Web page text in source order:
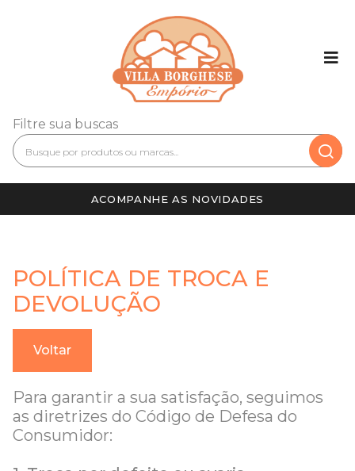
Filtre sua buscas
ACOMPANHE AS NOVIDADES
POLÍTICA DE TROCA E
DEVOLUÇÃO
Voltar
Para garantir a sua satisfação, seguimos
as diretrizes do Código de Defesa do
Consumidor: